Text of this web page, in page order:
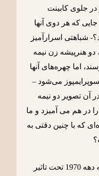
در جلوی کابینت
که هر دوی آنها
شباهتی اسرارآمیز
هنرپیشه زن نیمه
اما چهره‌های آنها
می‌شود –
آن تصویر دو نیمه
در هم می آمیزد و ما
که با چنین دقتی به
نظریه فیلم از دهه 1960 تا میانه دهه 1970 تحت تاثیر